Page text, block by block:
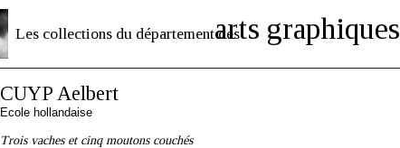
Les collections du département desarts graphiques
CUYP Aelbert
Ecole hollandaise
Trois vaches et cinq moutons couchés